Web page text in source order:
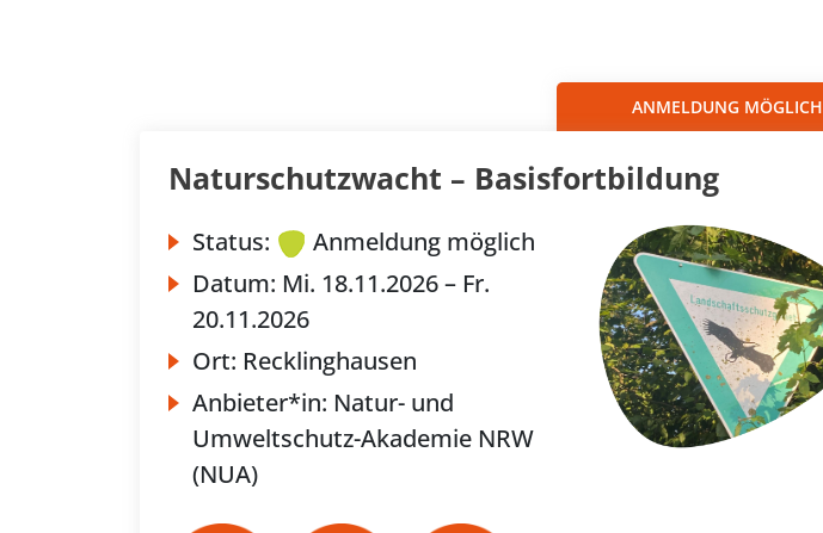
ANMELDUNG MÖGLICH
Naturschutzwacht – Basisfortbildung
Status:
Anmeldung möglich
Datum: Mi. 18.11.2026 – Fr.
20.11.2026
Ort: Recklinghausen
Anbieter*in: Natur- und
Umweltschutz-Akademie NRW
(NUA)